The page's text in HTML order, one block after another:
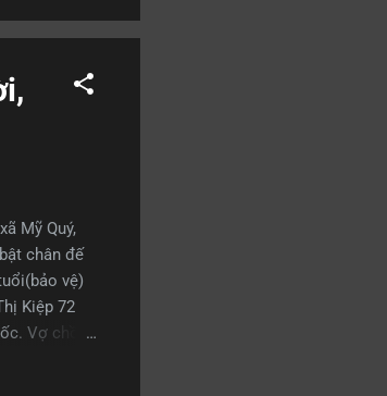
Mỹ Quý,
chân đế
vệ)
Kiệp 72
Vợ chồng